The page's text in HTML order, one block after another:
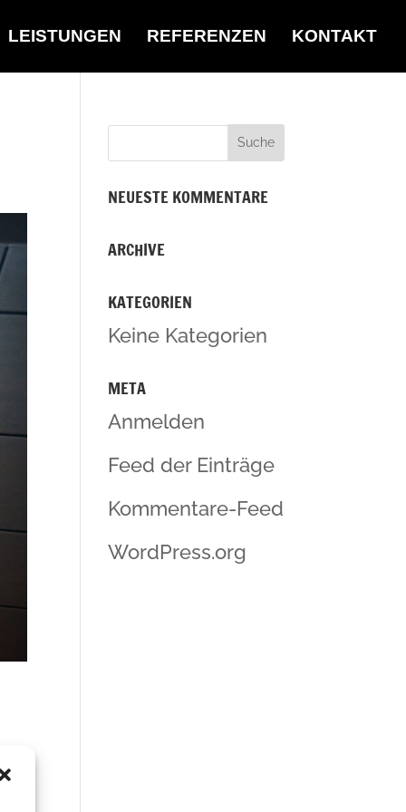
LEISTUNGEN REFERENZEN KONTAKT
NEUESTE KOMMENTARE
ARCHIVE
KATEGORIEN
Keine Kategorien
META
Anmelden
Feed der Einträge
Kommentare-Feed
WordPress.org